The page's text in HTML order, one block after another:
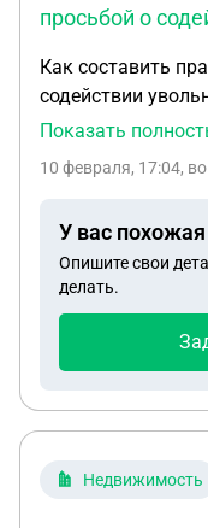
просьбой о
Как составить
содействии
не
оплатить за
проблемы со
отказаться так
Показать
10 февраля, 17:04,
У вас
Опишите свои
делать.
Недвижимость